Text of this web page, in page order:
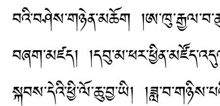
བའི་བཤེས་གཉེན་མཆོག
བཞག་མཛད།
སྐབས་དེའི་ཕྱི་ལོ་ཆུ་བྱ་ཡི།